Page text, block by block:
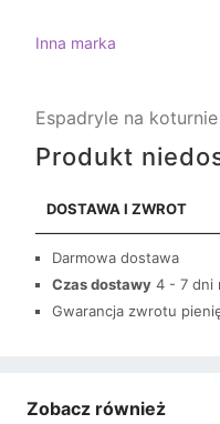
Inna marka
Espadryle na
Produkt
DOSTAWA I ZWROT
Darmowa dostawa
Czas dostawy 4 - 7 dni
Gwarancja zwrotu
Zobacz również